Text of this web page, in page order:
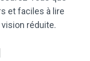
et faciles à lire
réduite.